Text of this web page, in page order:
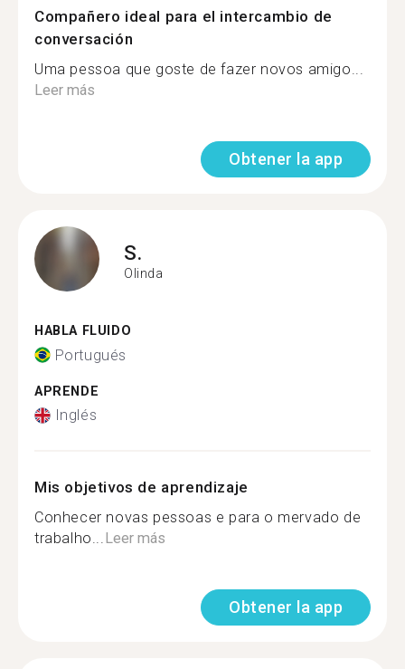
Compañero ideal para el intercambio de
conversación
Uma pessoa que goste de fazer novos amigo...
Leer más
Obtener la app
S.
Olinda
HABLA FLUIDO
Portugués
APRENDE
Inglés
Mis objetivos de aprendizaje
Conhecer novas pessoas e para o mervado de
trabalho...Leer más
Obtener la app